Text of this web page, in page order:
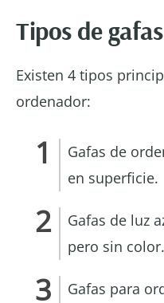
Tipos de
Existen 4 tipos
ordenador:
Gafas de
en superficie.
Gafas de luz
pero sin color.
Gafas para